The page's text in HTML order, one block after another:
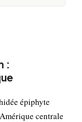
:
épiphyte
centrale